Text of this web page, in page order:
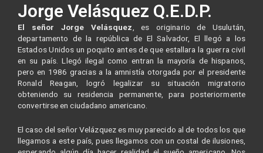
Jorge Velásquez Q.E.D.P.
El señor Jorge Velásquez , es originario de Usulután,
departamento de la república de El Salvador, El llegó a los
Estados Unidos un poquito antes de que estallara la guerra civil
en su país. Llegó ilegal como entran la mayoría de hispanos,
pero en 1986 gracias a la amnistía otorgada por el presidente
Ronald Reagan, logró legalizar su situación migratorio
obteniendo su residencia permanente, para posteriormente
convertirse en ciudadano americano.
El caso del señor Velázquez es muy parecido al de todos los que
llegamos a este país, pues llegamos con un costal de ilusiones,